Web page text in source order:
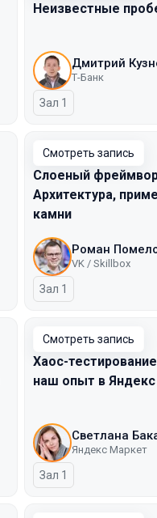
Неизвестные
Дмитрий
Т-Банк
Зал 1
Смотреть запись
Слоеный
Архитектура,
камни
Роман
VK / Skillbox
Зал 1
Смотреть запись
Хаос-
наш опыт в
Светлана
Яндекс Маркет
Зал 1